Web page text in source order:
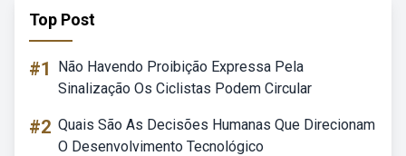
Top Post
#1
Não Havendo Proibição Expressa Pela
Sinalização Os Ciclistas Podem Circular
#2 Quais São As Decisões Humanas Que Direcionam
O Desenvolvimento Tecnológico